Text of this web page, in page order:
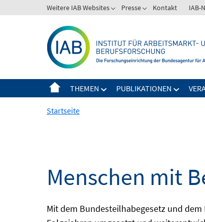
zum
Weitere IAB Websites Presse Kontakt IAB-
THEMEN PUBLIKATIONEN
Startseite
Menschen mit
Mit dem Bundesteilhabegesetz und